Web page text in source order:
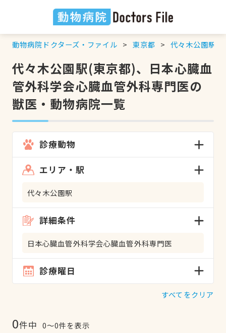
動物病院ドクターズ・ファイル 東京都 代々木公園駅
代々木公園駅(東京都)、日本心臓血
管外科学会心臓血管外科専門医の
獣医・動物病院一覧
診療動物
エリア・駅
代々木公園駅
詳細条件
日本心臓血管外科学会心臓血管外科専門医
診療曜日
すべてをクリア
0件中 0〜0件を表示